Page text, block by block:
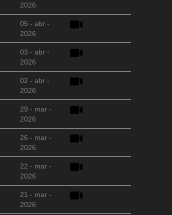
2026
05 - abr -
2026
03 - abr -
2026
02 - abr -
2026
29 - mar -
2026
26 - mar -
2026
22 - mar -
2026
21 - mar -
2026